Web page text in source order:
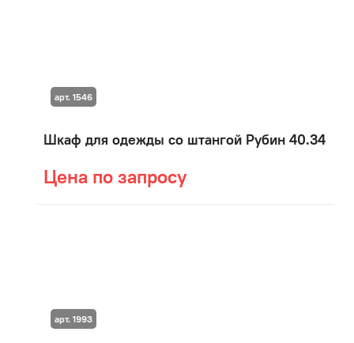
Шкаф для одежды со штангой Рубин 40.34
Цена по запросу
арт. 1546
арт. 1993